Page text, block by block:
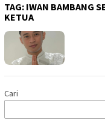
TAG: IWAN BAMBANG
KETUA
Cari